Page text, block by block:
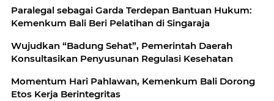
Paralegal sebagai Garda Terdepan Bantuan Hukum:
Kemenkum Bali Beri Pelatihan di Singaraja
Wujudkan “Badung Sehat”, Pemerintah Daerah
Konsultasikan Penyusunan Regulasi Kesehatan
Momentum Hari Pahlawan, Kemenkum Bali Dorong
Etos Kerja Berintegritas